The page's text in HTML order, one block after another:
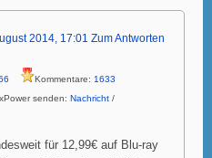
2014, 17:01 Zum Antworten
Kommentare: 1633
senden: Nachricht /
für 12,99€ auf Blu-ray